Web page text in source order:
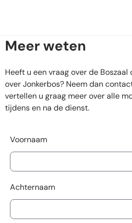
Meer weten
Heeft u een vraag over de
over Jonkerbos? Neem dan
vertellen u graag meer over alle
tijdens en na de dienst.
Voornaam
Achternaam